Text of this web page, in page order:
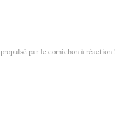
propulsé par le cornichon à réaction !